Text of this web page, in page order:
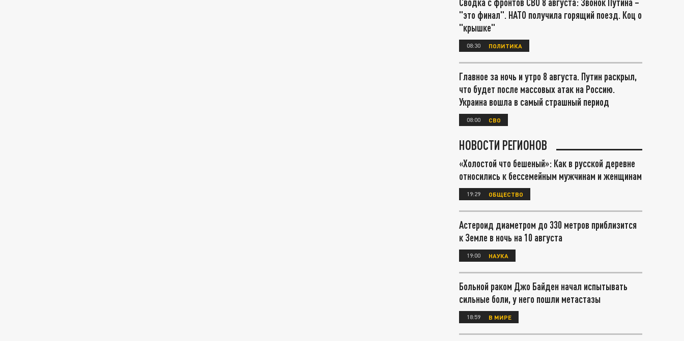
"это финал". НАТО получила горящий поезд. Коц о
"крышке"
08:30 ПОЛИТИКА
Главное за ночь и утро 8 августа. Путин раскрыл,
что будет после массовых атак на Россию.
Украина вошла в самый страшный период
08:00 СВО
НОВОСТИ РЕГИОНОВ
«Холостой что бешеный»: Как в русской деревне
относились к бессемейным мужчинам и женщинам
19:29 ОБЩЕСТВО
Астероид диаметром до 330 метров приблизится
к Земле в ночь на 10 августа
19:00 НАУКА
Больной раком Джо Байден начал испытывать
сильные боли, у него пошли метастазы
18:59 В МИРЕ